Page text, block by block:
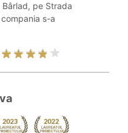
pe Strada
compania s-a